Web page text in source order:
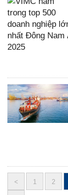
Posts
< 1 2